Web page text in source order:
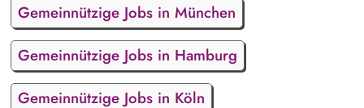
Gemeinnützige Jobs in München
Gemeinnützige Jobs in Hamburg
Gemeinnützige Jobs in Köln